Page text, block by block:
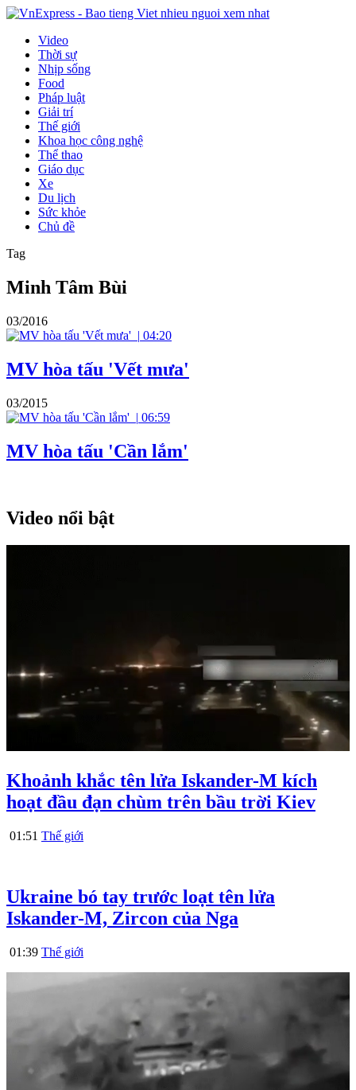
Video
Thời sự
Nhịp sống
Food
Pháp luật
Giải trí
Thế giới
Khoa học công nghệ
Thể thao
Giáo dục
Xe
Du lịch
Sức khỏe
Chủ đề
Tag
Minh Tâm Bùi
03/2016
| 04:20
MV hòa tấu 'Vết mưa'
03/2015
| 06:59
MV hòa tấu 'Cần lắm'
Video nổi bật
Khoảnh khắc tên lửa Iskander-M kích
hoạt đầu đạn chùm trên bầu trời Kiev
01:51 Thế giới
Ukraine bó tay trước loạt tên lửa
Iskander-M, Zircon của Nga
01:39 Thế giới